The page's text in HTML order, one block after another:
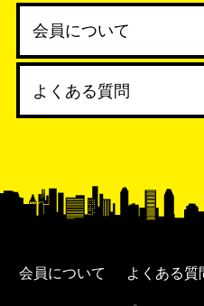
会員について
よくある質問
会員について よくある質